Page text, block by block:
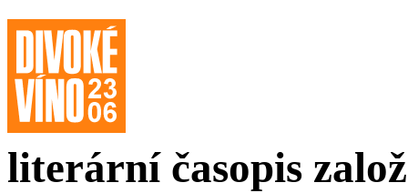
literární časopis